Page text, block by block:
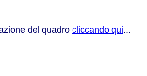
del quadro cliccando qui...